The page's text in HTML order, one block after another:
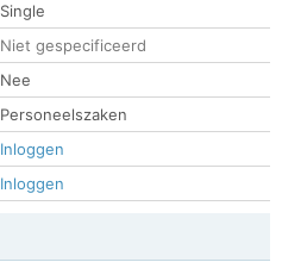
Single
Niet gespecificeerd
Nee
Personeelszaken
Inloggen
Inloggen